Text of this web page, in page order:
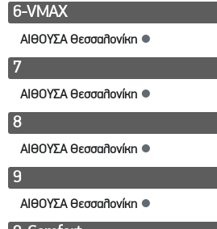
6-VMAX
ΑΙΘΟΥΣΑ Θεσσαλονίκη ●
7
ΑΙΘΟΥΣΑ Θεσσαλονίκη ●
8
ΑΙΘΟΥΣΑ Θεσσαλονίκη ●
9
ΑΙΘΟΥΣΑ Θεσσαλονίκη ●